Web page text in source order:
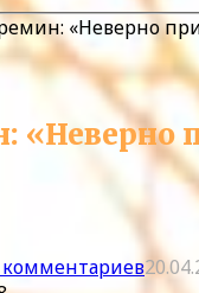
«Неверно
«Неверно